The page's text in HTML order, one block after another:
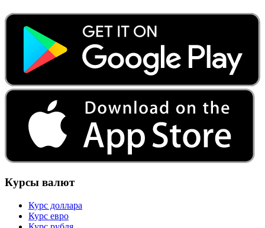
Курсы валют
Курс доллара
Курс евро